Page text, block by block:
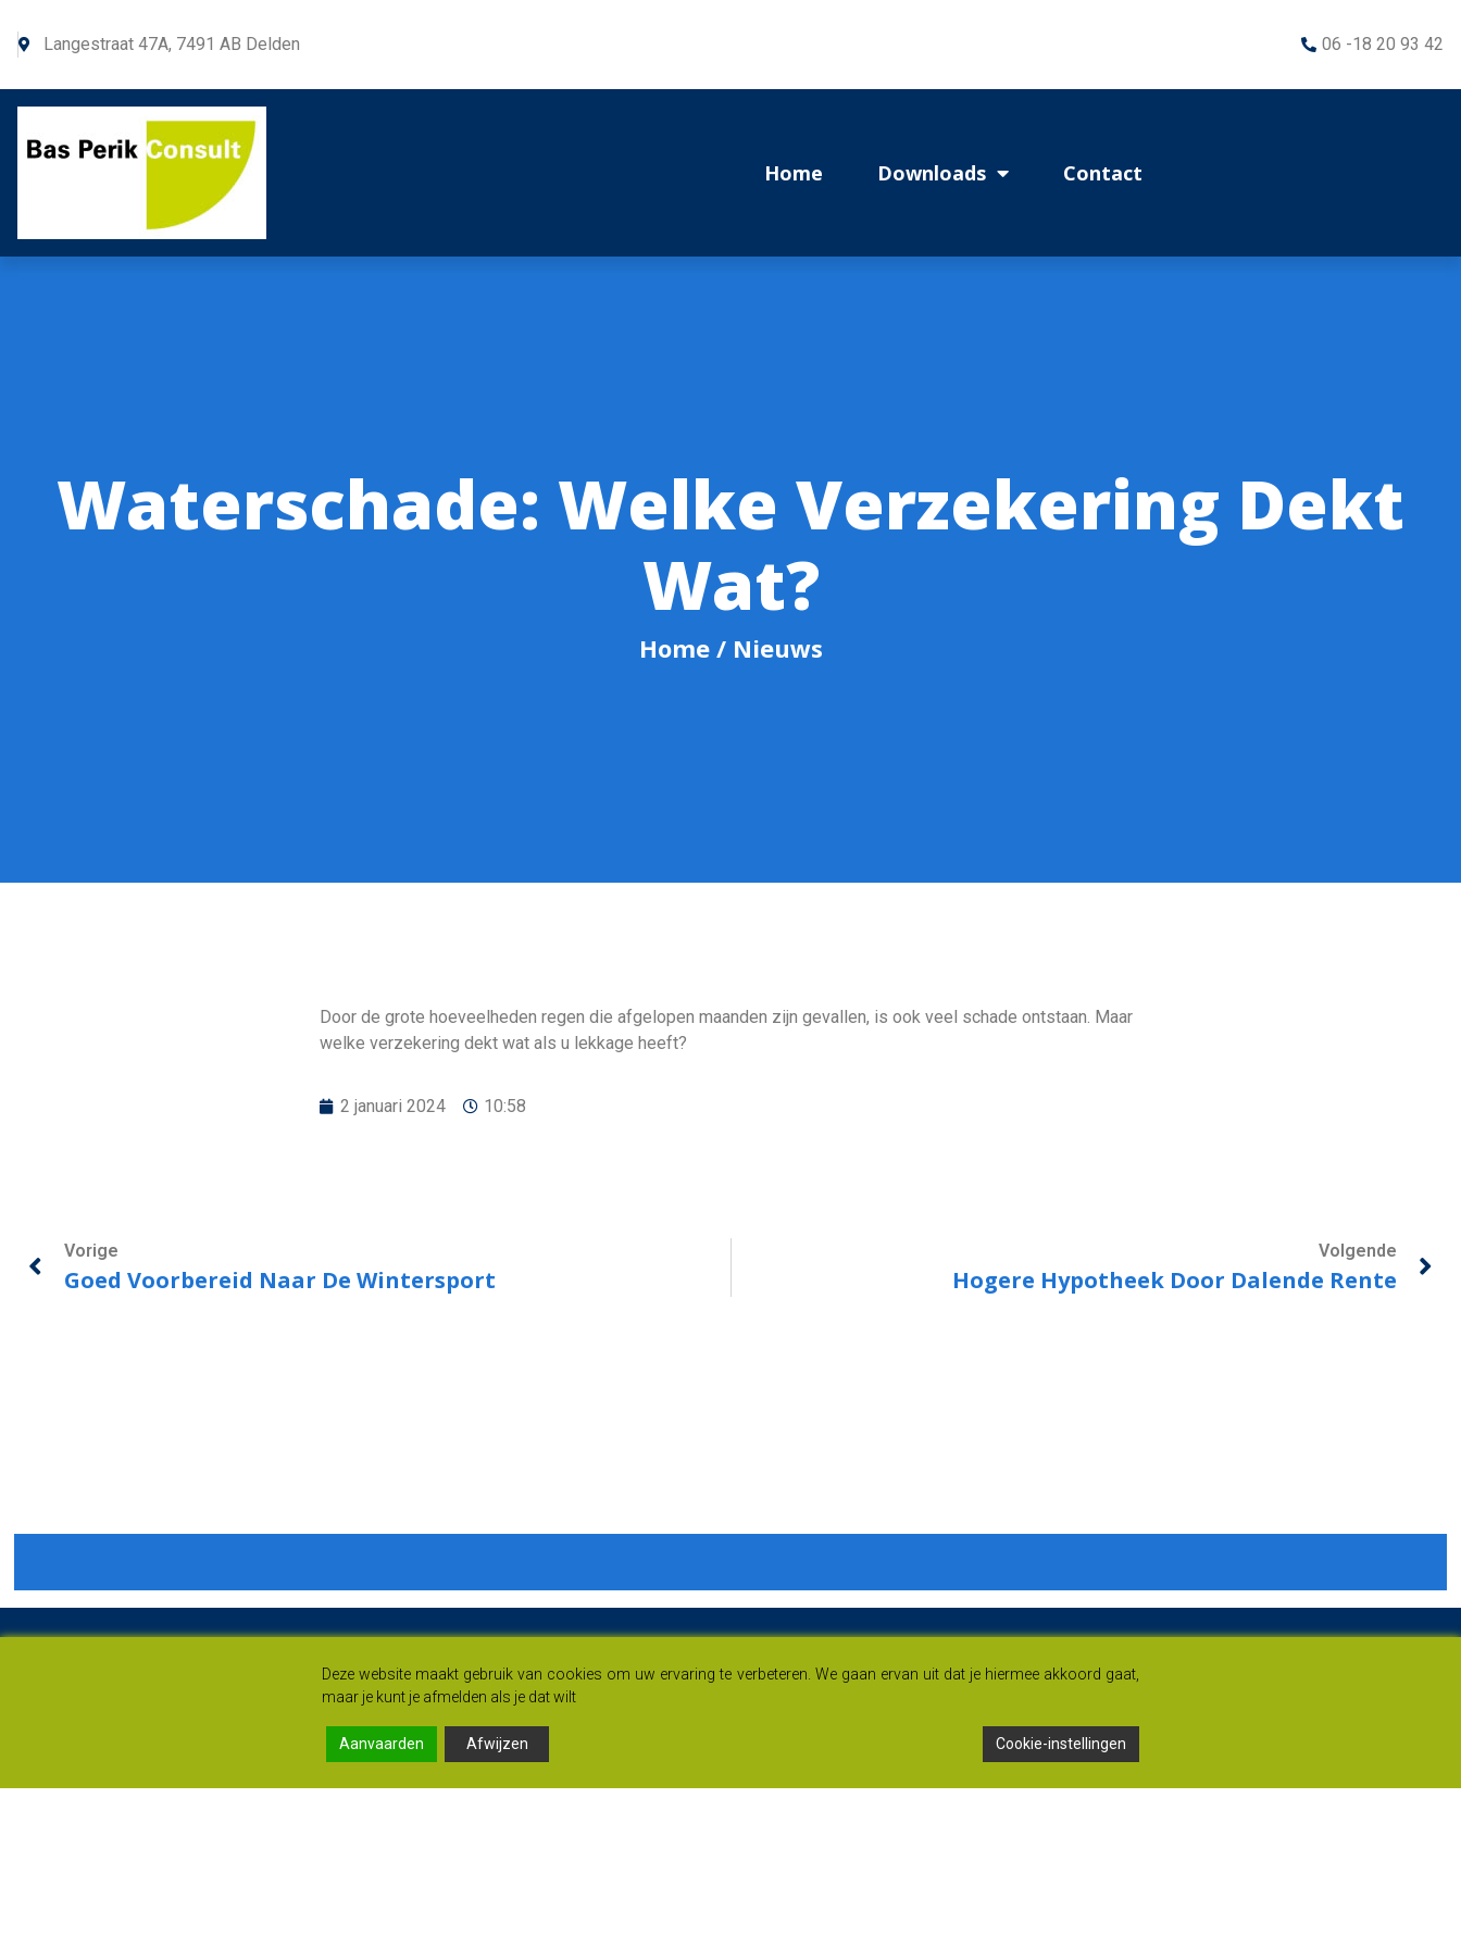
Langestraat 47A, 7491 AB Delden 06 -18 20 93 42
Home Downloads Contact
Waterschade: Welke Verzekering Dekt
Wat?
Home/ Nieuws
Door de grote hoeveelheden regen die afgelopen maanden zijn gevallen, is ook veel schade ontstaan. Maar
welke verzekering dekt wat als u lekkage heeft?
2 januari 2024 10:58
Vorige
Goed Voorbereid Naar De Wintersport
Volgende
Hogere Hypotheek Door Dalende Rente
Deze website maakt gebruik van cookies om uw ervaring te verbeteren. We gaan ervan uit dat je hiermee akkoord gaat,
maar je kunt je afmelden als je dat wilt
Aanvaarden Afwijzen Cookie-instellingen